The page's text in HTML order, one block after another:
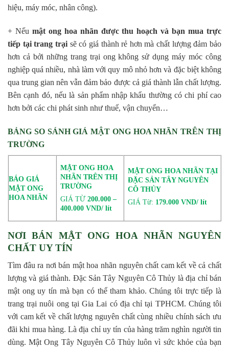
hiệu, máy móc, nhân công).
+ Nếu mật ong hoa nhãn được thu hoạch và bạn mua trực
tiếp tại trang trạisẽ có giá thành rẻ hơn mà chất lượng đảm bảo
hơn cả bởi những trang trại ong không sử dụng máy móc công
nghiệp quá nhiều, nhà làm với quy mô nhỏ hơn và đặc biệt không
qua trung gian nên vẫn đảm bảo được cả giá thành lẫn chất lượng.
Bên cạnh đó, nếu là sản phẩm nhập khẩu thường có chi phí cao
hơn bởi các chi phát sinh như thuế, vận chuyển…
BẢNG SO SÁNH GIÁ MẬT ONG HOA NHÃN TRÊN THỊ
TRƯỜNG
BÁO GIÁ
MẬT ONG
HOA NHÃN
MẬT ONG HOA
NHÃN TRÊN THỊ
TRƯỜNG
GIÁ TỪ200.000 –
400.000 VND/ lít
MẬT ONG HOA NHÃN TẠI
ĐẶC SẢN TÂY NGUYÊN
CÔ THỦY
GIÁ Từ: 179.000 VND/ lít
NƠI BÁN MẬT ONG HOA NHÃN NGUYÊN
CHẤT UY TÍN
Tìm đâu ra nơi bán mật hoa nhãn nguyên chất cam kết về cả chất
lượng và giá thành. Đặc Sản Tây Nguyên Cô Thủy là địa chỉ bán
mật ong uy tín mà bạn có thể tham khảo. Chúng tôi trực tiếp là
trang trại nuôi ong tại Gia Lai có địa chỉ tại TPHCM. Chúng tôi
với cam kết về chất lượng nguyên chất cùng nhiều chính sách ưu
đãi khi mua hàng. Là địa chỉ uy tín của hàng trăm nghìn người tin
dùng. Mật Ong Tây Nguyên Cô Thủy luôn vì sức khỏe của bạn